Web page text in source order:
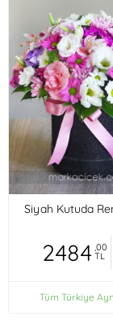
Siyah Kutuda
2484 ,00
TL
Tüm Türkiye